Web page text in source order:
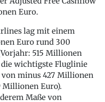
Euro.
lag mit einem
Euro rund 300
515 Millionen
die wichtigste Fluglinie
minus 427 Millionen
Millionen Euro).
Maße von